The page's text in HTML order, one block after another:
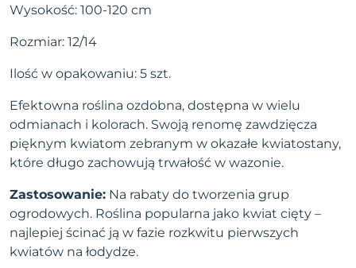
Wysokość: 100-120 cm
Rozmiar: 12/14
Ilość w opakowaniu: 5 szt.
Efektowna roślina ozdobna, dostępna w wielu
odmianach i kolorach. Swoją renomę zawdzięcza
pięknym kwiatom zebranym w okazałe kwiatostany,
które długo zachowują trwałość w wazonie.
Zastosowanie: Na rabaty do tworzenia grup
ogrodowych. Roślina popularna jako kwiat cięty –
najlepiej ścinać ją w fazie rozkwitu pierwszych
kwiatów na łodydze.